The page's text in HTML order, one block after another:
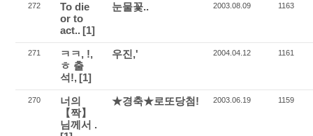
272
To die
or to
act.. [1]
눈물꽃.. 2003.08.09 1163
271
ㅋㅋ, !,
ㅎ 출
석!, [1]
우진,' 2004.04.12 1161
270
너의
【짝】
님께서 .
★경축★로또당첨! 2003.06.19 1159